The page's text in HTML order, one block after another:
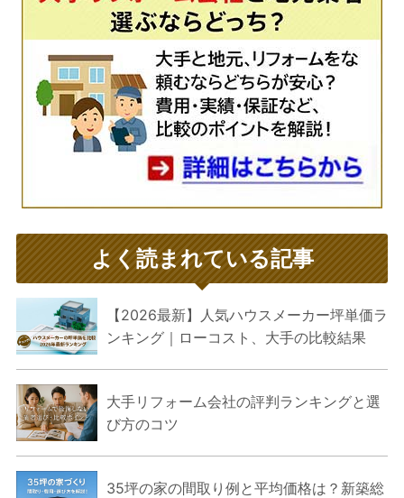
よく読まれている記事
【2026最新】人気ハウスメーカー坪単価ラ
ンキング｜ローコスト、大手の比較結果
大手リフォーム会社の評判ランキングと選
び方のコツ
35坪の家の間取り例と平均価格は？新築総